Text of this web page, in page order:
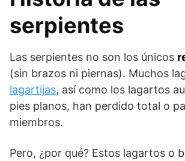
serpientes
Las serpientes no son los únicos
(sin brazos ni piernas). Muchos
lagartijas, así como los lagartos
pies planos, han perdido total o
miembros.
Pero, ¿por qué? Estos lagartos o